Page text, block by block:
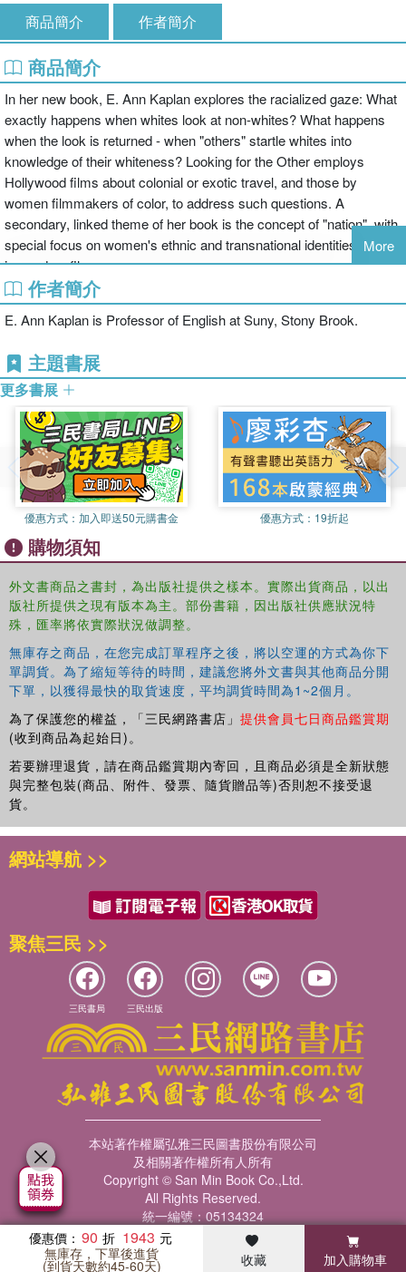
商品簡介 作者簡介
商品簡介
In her new book, E. Ann Kaplan explores the racialized gaze: What
exactly happens when whites look at non-whites? What happens
when the look is returned - when "others" startle whites into
knowledge of their whiteness? Looking for the Other employs
Hollywood films about colonial or exotic travel, and those by
women filmmakers of color, to address such questions. A
secondary, linked theme of her book is the concept of "nation", with
special focus on women's ethnic and transnational identities as
imaged on film.
More
作者簡介
E. Ann Kaplan is Professor of English at Suny, Stony Brook.
主題書展
更多書展
優惠方式： 加入即送50元購書金 優惠方式： 19折起
購物須知
外文書商品之書封，為出版社提供之樣本。實際出貨商品，以出
版社所提供之現有版本為主。部份書籍，因出版社供應狀況特
殊，匯率將依實際狀況做調整。
無庫存之商品，在您完成訂單程序之後，將以空運的方式為你下
單調貨。為了縮短等待的時間，建議您將外文書與其他商品分開
下單，以獲得最快的取貨速度，平均調貨時間為1~2個月。
為了保護您的權益，「三民網路書店」 提供會員七日商品鑑賞期
(收到商品為起始日)。
若要辦理退貨，請在商品鑑賞期內寄回，且商品必須是全新狀態
與完整包裝(商品、附件、發票、隨貨贈品等)否則恕不接受退
貨。
優惠價： 90 1943
無庫存，下單後進貨
(到貨天數約45-60天) 收藏 加入購物車
暢銷榜 客服中心 瀏覽紀錄 會員專區
網站導航 >>
聚焦三民 >>
三民書局 三民出版
本站著作權屬弘雅三民圖書股份有限公司
及相關著作權所有人所有
Copyright © San Min Book Co.,Ltd.
All Rights Reserved.
統一編號：05134324